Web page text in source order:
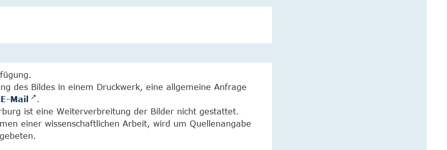
des Bildes in einem Druckwerk, eine allgemeine Anfrage
E-Mail
.
ist eine Weiterverbreitung der Bilder nicht gestattet.
einer wissenschaftlichen Arbeit, wird um Quellenangabe